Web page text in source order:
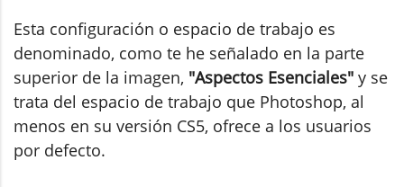
Esta configuración o espacio de trabajo es
denominado, como te he señalado en la parte
superior de la imagen, "Aspectos Esenciales" y se
trata del espacio de trabajo que Photoshop, al
menos en su versión CS5, ofrece a los usuarios
por defecto.